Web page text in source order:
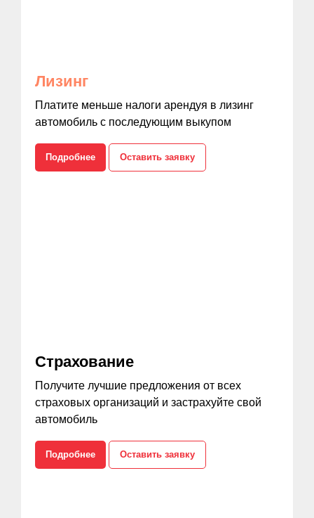
Лизинг
Платите меньше налоги арендуя в лизинг
автомобиль с последующим выкупом
Подробнее Оставить заявку
Страхование
Получите лучшие предложения от всех
страховых организаций и застрахуйте свой
автомобиль
Подробнее Оставить заявку